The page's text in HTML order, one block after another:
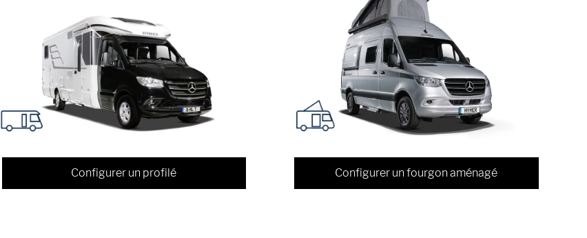
Configurer un profilé Configurer un fourgon aménagé